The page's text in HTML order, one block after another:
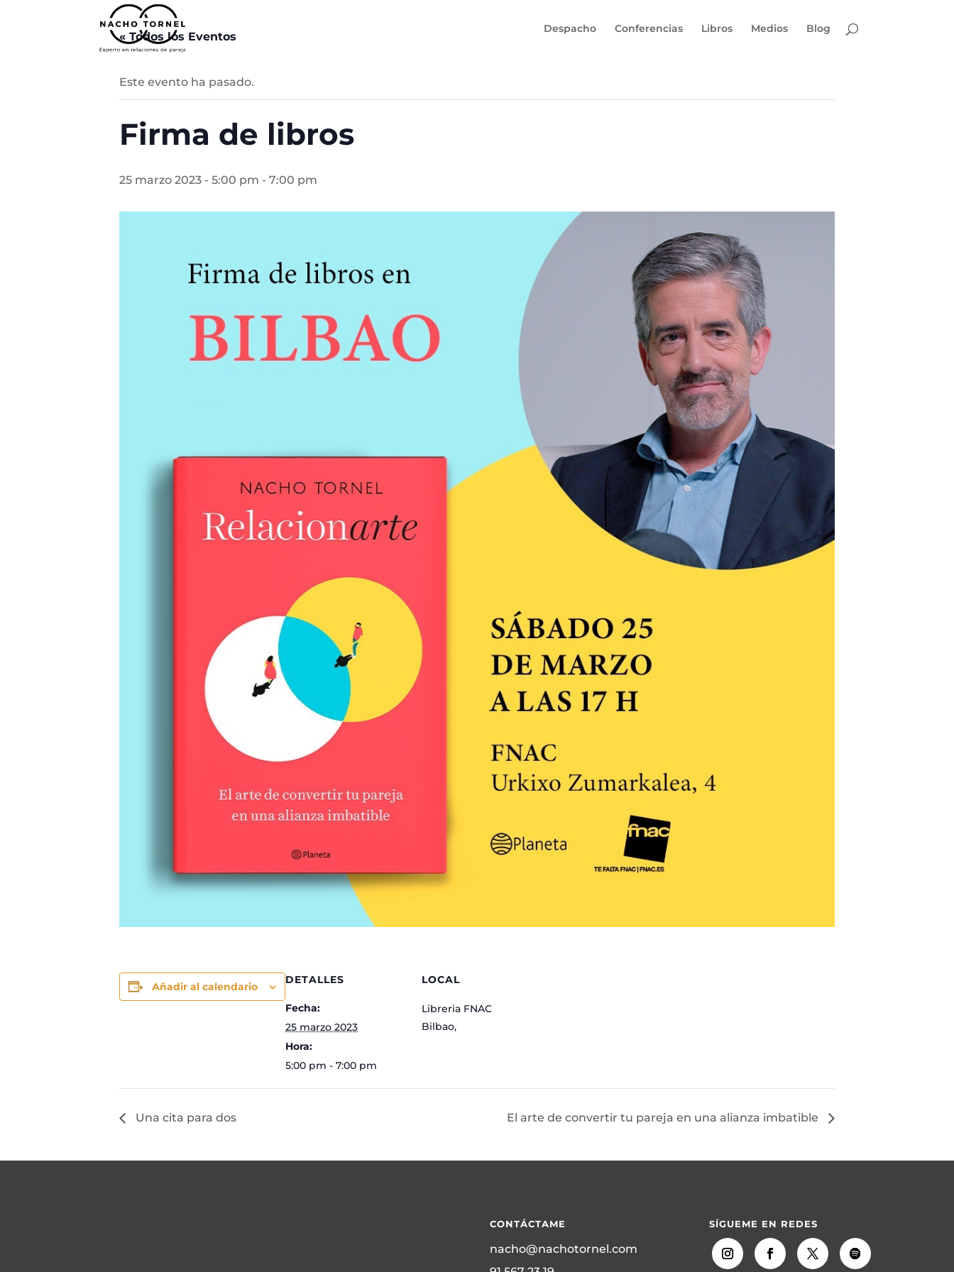
Despacho Conferencias Libros Medios Blog
« Todos los Eventos
Este evento ha pasado.
Firma de libros
25 marzo 2023 - 5:00 pm - 7:00 pm
Añadir al calendario
DETALLES
Fecha:
25 marzo 2023
Hora:
5:00 pm - 7:00 pm
LOCAL
Libreria FNAC
Bilbao,
Una cita para dos El arte de convertir tu pareja en una alianza imbatible
CONTÁCTAME
nacho@nachotornel.com
SÍGUEME EN REDES